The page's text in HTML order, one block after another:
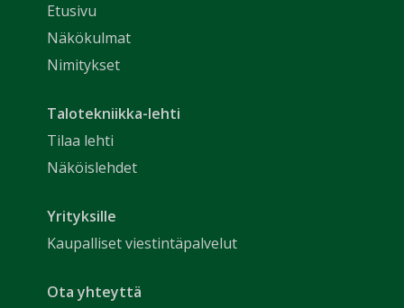
Etusivu
Näkökulmat
Nimitykset
Talotekniikka-lehti
Tilaa lehti
Näköislehdet
Yrityksille
Kaupalliset viestintäpalvelut
Ota yhteyttä